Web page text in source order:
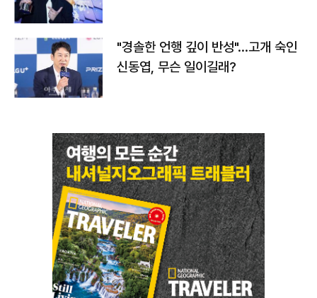
"경솔한 언행 깊이 반성"…고개 숙인
신동엽, 무슨 일이길래?